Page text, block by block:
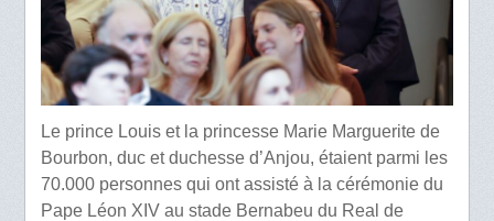
Le prince Louis et la princesse Marie Marguerite de
Bourbon, duc et duchesse d’Anjou, étaient parmi les
70.000 personnes qui ont assisté à la cérémonie du
Pape Léon XIV au stade Bernabeu du Real de